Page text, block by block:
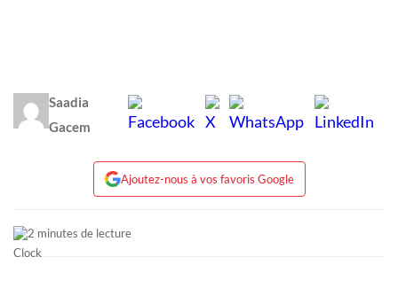
Saadia
Gacem
Ajoutez-nous à vos favoris Google
2 minutes de lecture